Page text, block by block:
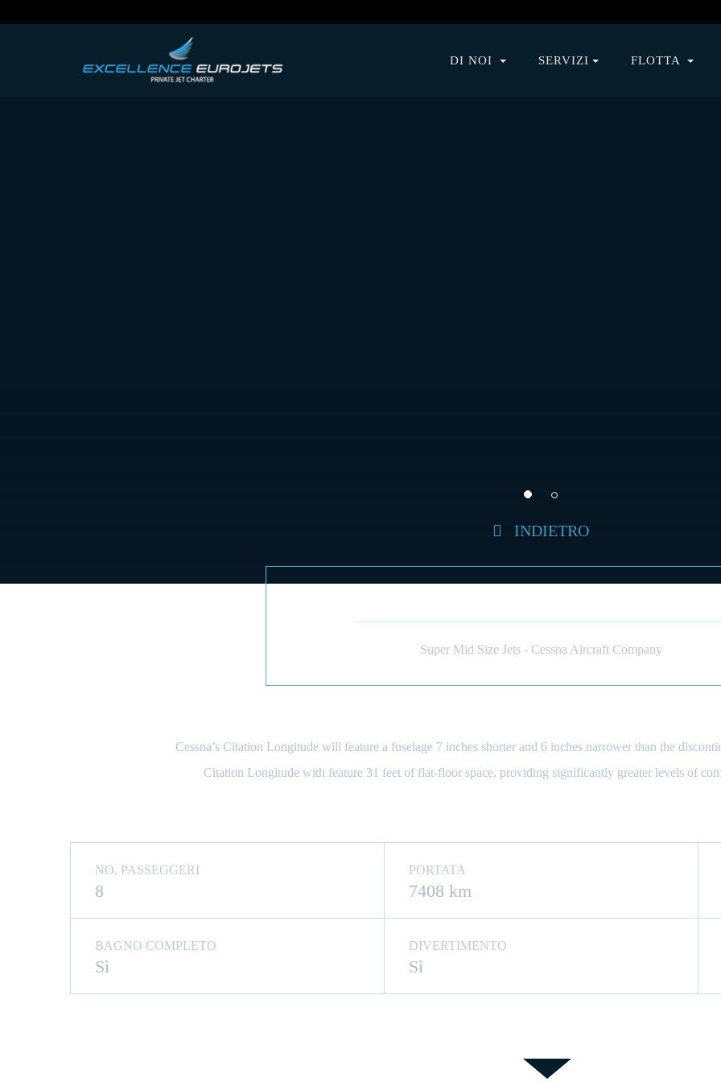
DI NOI SERVIZI FLOTTA
INDIETRO
Super Mid Size Jets - Cessna Aircraft Company
Cessna’s Citation Longitude will feature a fuselage 7 inches shorter and 6 inches narrower than the
Citation Longitude with feature 31 feet of flat-floor space, providing significantly greater levels of
NO. PASSEGGERI
8
PORTATA
7408 km
BAGNO COMPLETO
Sì
DIVERTIMENTO
Sì